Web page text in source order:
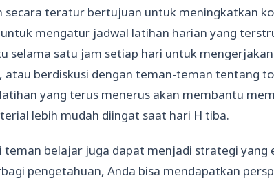
secara teratur bertujuan untuk meningkatkan
mengatur jadwal latihan harian yang
selama satu jam setiap hari untuk
atau berdiskusi dengan teman-teman tentang
yang terus menerus akan membantu
lebih mudah diingat saat hari H tiba.
teman belajar juga dapat menjadi strategi yang
pengetahuan, Anda bisa mendapatkan